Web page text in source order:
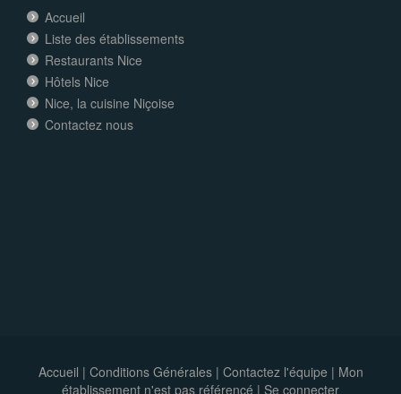
Accueil
Liste des établissements
Restaurants Nice
Hôtels Nice
Nice, la cuisine Niçoise
Contactez nous
Accueil | Conditions Générales| Contactez l'équipe | Mon
établissement n'est pas référencé | Se connecter